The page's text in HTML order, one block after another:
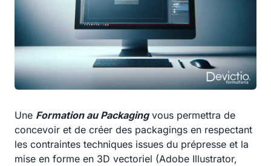
Une Formation au Packagingvous permettra de
concevoir et de créer des packagings en respectant
les contraintes techniques issues du prépresse et la
mise en forme en 3D vectoriel (Adobe Illustrator,